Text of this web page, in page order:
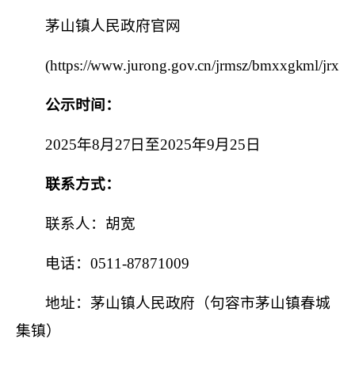
茅山镇人民政府官网
(https://www.jurong.gov.cn/jrmsz/bmxxgkml/
公示时间：
2025年8月 27日至2025年9月 25日
联系方式：
联系人：胡宽
电话： 0511-87871009
地址：茅山镇人民政府（句容市茅山镇春城
集镇）